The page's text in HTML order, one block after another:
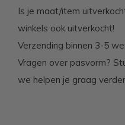
Is je maat/item
winkels ook uitverkocht!
Verzending binnen 3-5
Vragen over pasvorm?
we helpen je graag verder